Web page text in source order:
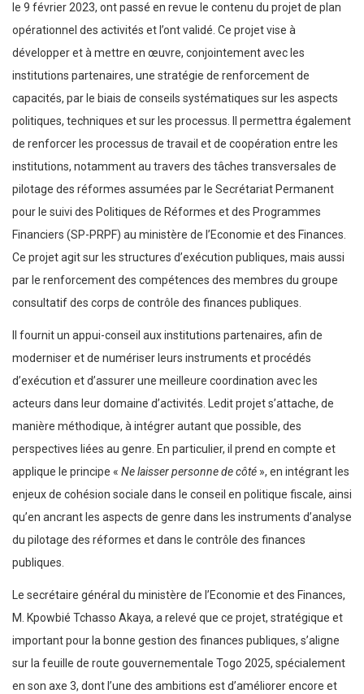
le 9 février 2023, ont passé en revue le contenu du projet de plan
opérationnel des activités et l’ont validé. Ce projet vise à
développer et à mettre en œuvre, conjointement avec les
institutions partenaires, une stratégie de renforcement de
capacités, par le biais de conseils systématiques sur les aspects
politiques, techniques et sur les processus. Il permettra également
de renforcer les processus de travail et de coopération entre les
institutions, notamment au travers des tâches transversales de
pilotage des réformes assumées par le Secrétariat Permanent
pour le suivi des Politiques de Réformes et des Programmes
Financiers (SP-PRPF) au ministère de l’Economie et des Finances.
Ce projet agit sur les structures d’exécution publiques, mais aussi
par le renforcement des compétences des membres du groupe
consultatif des corps de contrôle des finances publiques.
Il fournit un appui-conseil aux institutions partenaires, afin de
moderniser et de numériser leurs instruments et procédés
d’exécution et d’assurer une meilleure coordination avec les
acteurs dans leur domaine d’activités. Ledit projet s’attache, de
manière méthodique, à intégrer autant que possible, des
perspectives liées au genre. En particulier, il prend en compte et
applique le principe « Ne laisser personne de côté », en intégrant les
enjeux de cohésion sociale dans le conseil en politique fiscale, ainsi
qu’en ancrant les aspects de genre dans les instruments d’analyse
du pilotage des réformes et dans le contrôle des finances
publiques.
Le secrétaire général du ministère de l’Economie et des Finances,
M. Kpowbié Tchasso Akaya, a relevé que ce projet, stratégique et
important pour la bonne gestion des finances publiques, s’aligne
sur la feuille de route gouvernementale Togo 2025, spécialement
en son axe 3, dont l’une des ambitions est d’améliorer encore et